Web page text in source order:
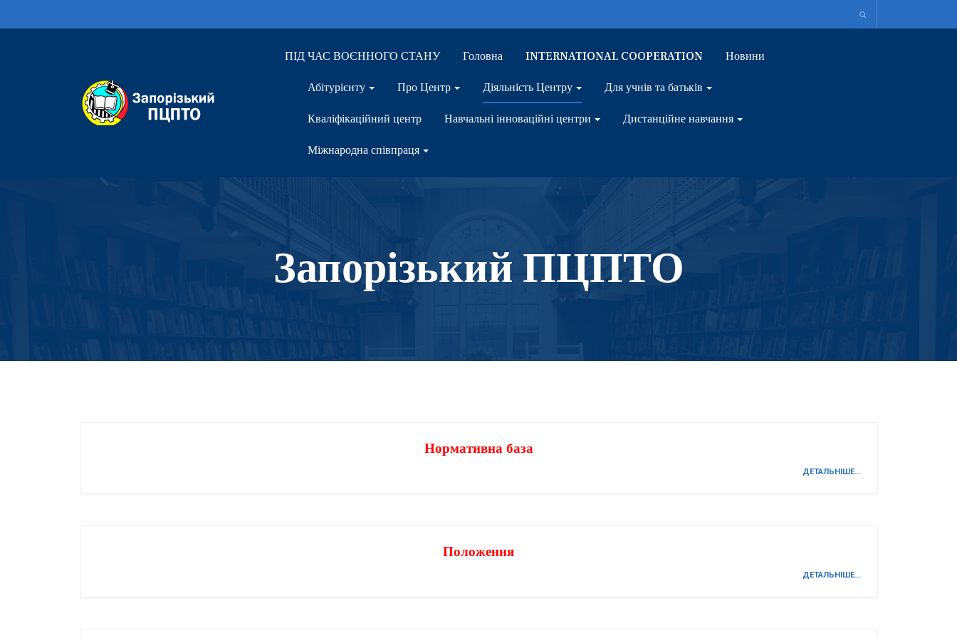
ПІД ЧАС ВОЄННОГО СТАНУ Головна INTERNATIONAL COOPERATION Новини
Абітурієнту Про Центр Діяльність Центру Для учнів та батьків
Кваліфікаційний центр Навчальні інноваційні центри Дистанційне навчання
Міжнародна співпраця
Запорізький ПЦПТО
Нормативна база
ДЕТАЛЬНІШЕ...
Положення
ДЕТАЛЬНІШЕ...